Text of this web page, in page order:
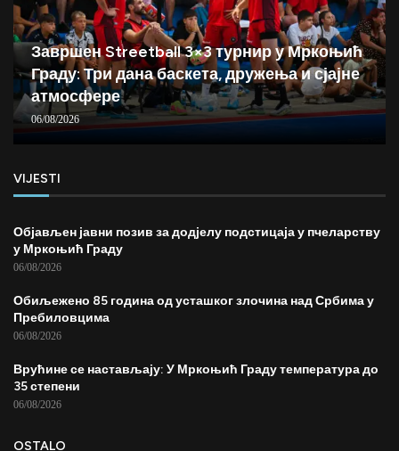
Завршен Streetball 3×3 турнир у Мркоњић
Граду: Три дана баскета, дружења и сјајне
атмосфере
06/08/2026
VIJESTI
Објављен јавни позив за додјелу подстицаја у пчеларству
у Мркоњић Граду
06/08/2026
Обиљежено 85 година од усташког злочина над Србима у
Пребиловцима
06/08/2026
Врућине се настављају: У Мркоњић Граду температура до
35 степени
06/08/2026
OSTALO